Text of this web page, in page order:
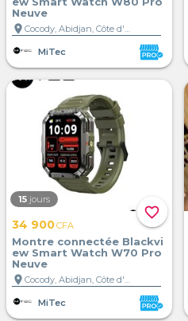
Neuve
location_on
Cocody, Abidjan, Côte d'Ivoire
MiTec
favorite_border
15 jours
34 900CFA
Montre connectée Blackvi
ew Smart Watch W70 Pro
Neuve
location_on
Cocody, Abidjan, Côte d'Ivoire
MiTec